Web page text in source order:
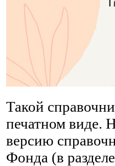
Такой
печатном виде.
версию
Фонда (в